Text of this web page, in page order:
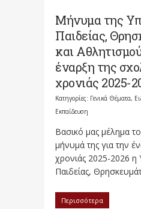
Μήνυμα της
Παιδείας,
και
έναρξη της
χρονιάς 2025-
Κατηγορίες: Γενικά Θέματα,
Εκπαίδευση
Βασικό μας μέλημα το
μήνυμά της για την
χρονιάς 2025-2026
Παιδείας,
Περισσότερα